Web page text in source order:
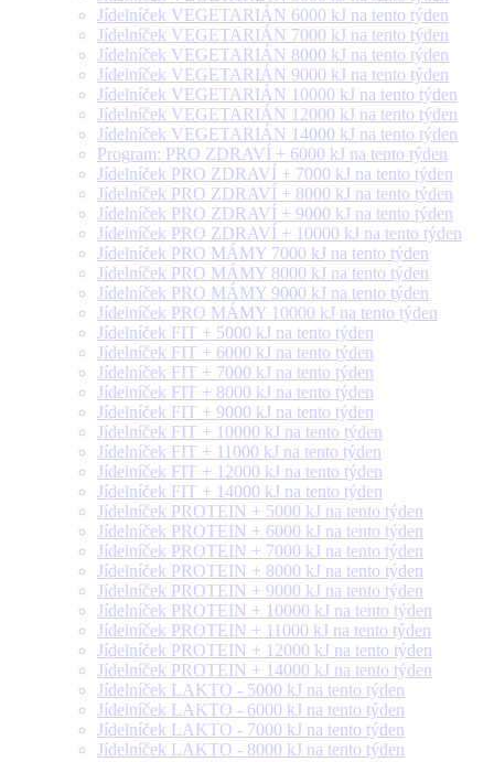
Jídelníček VEGETARIÁN 6000 kJ na tento týden
Jídelníček VEGETARIÁN 7000 kJ na tento týden
Jídelníček VEGETARIÁN 8000 kJ na tento týden
Jídelníček VEGETARIÁN 9000 kJ na tento týden
Jídelníček VEGETARIÁN 10000 kJ na tento týden
Jídelníček VEGETARIÁN 12000 kJ na tento týden
Jídelníček VEGETARIÁN 14000 kJ na tento týden
Program: PRO ZDRAVÍ + 6000 kJ na tento týden
Jídelníček PRO ZDRAVÍ + 7000 kJ na tento týden
Jídelníček PRO ZDRAVÍ + 8000 kJ na tento týden
Jídelníček PRO ZDRAVÍ + 9000 kJ na tento týden
Jídelníček PRO ZDRAVÍ + 10000 kJ na tento týden
Jídelníček PRO MÁMY 7000 kJ na tento týden
Jídelníček PRO MÁMY 8000 kJ na tento týden
Jídelníček PRO MÁMY 9000 kJ na tento týden
Jídelníček PRO MÁMY 10000 kJ na tento týden
Jídelníček FIT + 5000 kJ na tento týden
Jídelníček FIT + 6000 kJ na tento týden
Jídelníček FIT + 7000 kJ na tento týden
Jídelníček FIT + 8000 kJ na tento týden
Jídelníček FIT + 9000 kJ na tento týden
Jídelníček FIT + 10000 kJ na tento týden
Jídelníček FIT + 11000 kJ na tento týden
Jídelníček FIT + 12000 kJ na tento týden
Jídelníček FIT + 14000 kJ na tento týden
Jídelníček PROTEIN + 5000 kJ na tento týden
Jídelníček PROTEIN + 6000 kJ na tento týden
Jídelníček PROTEIN + 7000 kJ na tento týden
Jídelníček PROTEIN + 8000 kJ na tento týden
Jídelníček PROTEIN + 9000 kJ na tento týden
Jídelníček PROTEIN + 10000 kJ na tento týden
Jídelníček PROTEIN + 11000 kJ na tento týden
Jídelníček PROTEIN + 12000 kJ na tento týden
Jídelníček PROTEIN + 14000 kJ na tento týden
Jídelníček LAKTO - 5000 kJ na tento týden
Jídelníček LAKTO - 6000 kJ na tento týden
Jídelníček LAKTO - 7000 kJ na tento týden
Jídelníček LAKTO - 8000 kJ na tento týden